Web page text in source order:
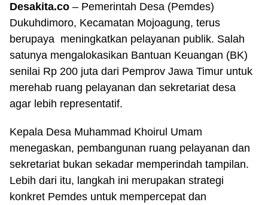
Desakita.co – Pemerintah Desa (Pemdes)
Dukuhdimoro, Kecamatan Mojoagung, terus
berupaya meningkatkan pelayanan publik. Salah
satunya mengalokasikan Bantuan Keuangan (BK)
senilai Rp 200 juta dari Pemprov Jawa Timur untuk
merehab ruang pelayanan dan sekretariat desa
agar lebih representatif.
Kepala Desa Muhammad Khoirul Umam
menegaskan, pembangunan ruang pelayanan dan
sekretariat bukan sekadar memperindah tampilan.
Lebih dari itu, langkah ini merupakan strategi
konkret Pemdes untuk mempercepat dan